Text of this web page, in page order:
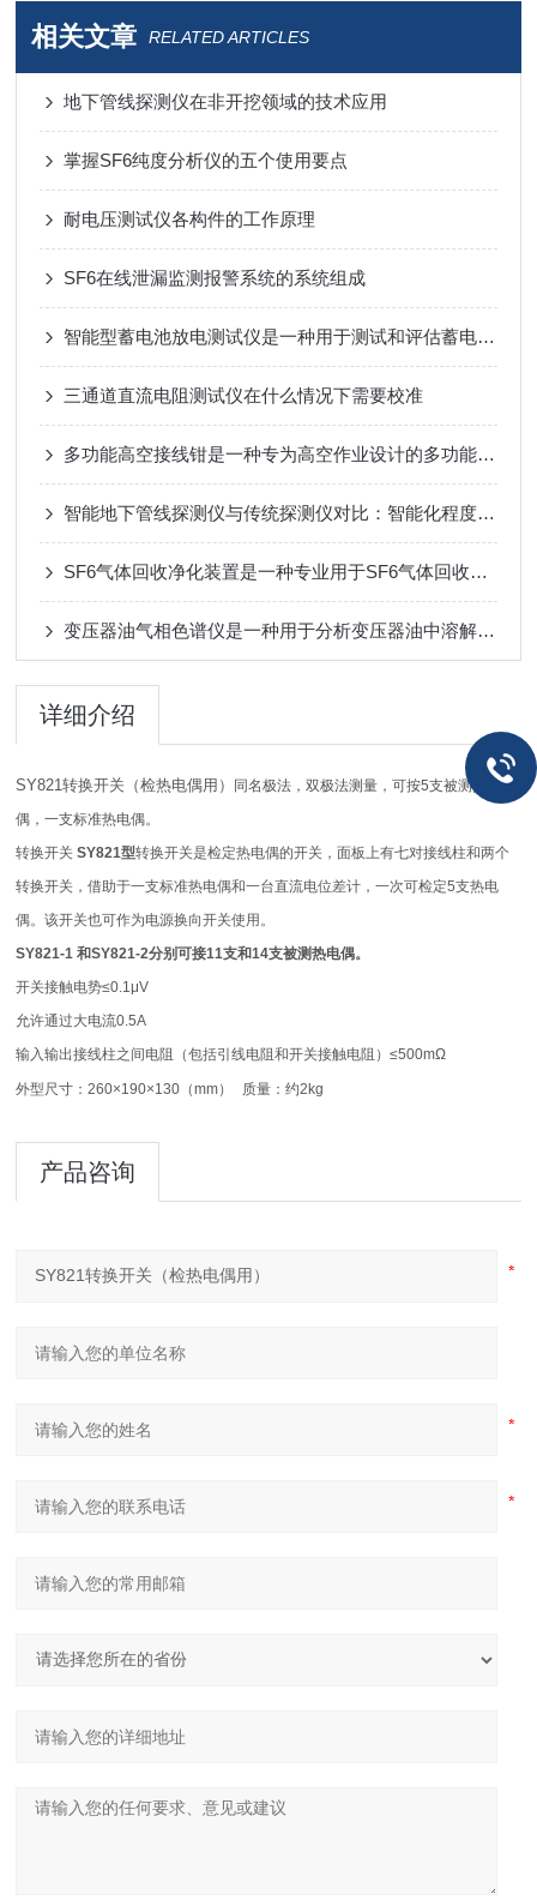
相关文章 RELATED ARTICLES
地下管线探测仪在非开挖领域的技术应用
掌握SF6纯度分析仪的五个使用要点
耐电压测试仪各构件的工作原理
SF6在线泄漏监测报警系统的系统组成
智能型蓄电池放电测试仪是一种用于测试和评估蓄电池性能的专业设备
三通道直流电阻测试仪在什么情况下需要校准
多功能高空接线钳是一种专为高空作业设计的多功能接线工具
智能地下管线探测仪与传统探测仪对比：智能化程度、效率与准确率深度评测
SF6气体回收净化装置是一种专业用于SF6气体回收和净化的设备
变压器油气相色谱仪是一种用于分析变压器油中溶解气体的气相色谱仪
详细介绍
SY821转换开关（检热电偶用）
同名极法，双极法测量，可按5支被测热电
偶，一支标准热电偶。
转换开关 SY821型转换开关是检定热电偶的开关，面板上有七对接线柱和两个
转换开关，借助于一支标准热电偶和一台直流电位差计，一次可检定5支热电
偶。该开关也可作为电源换向开关使用。
SY821-1和SY821-2分别可接11支和14支被测热电偶。
开关接触电势≤0.1μV
允许通过大电流0.5A
输入输出接线柱之间电阻（包括引线电阻和开关接触电阻）≤500mΩ
外型尺寸：260×190×130 （mm） 质量：约2kg
产品咨询